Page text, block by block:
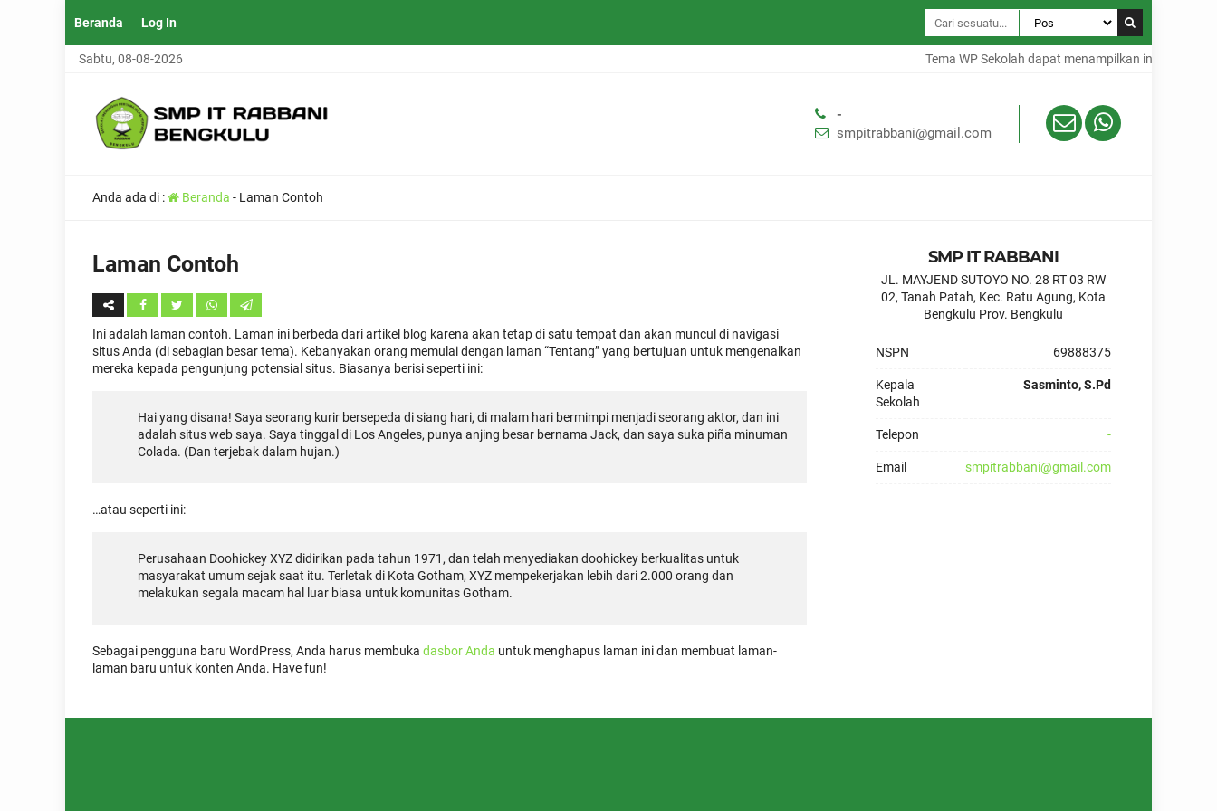
Beranda Log In
Sabtu, 08-08-2026 Tema WP Sekolah dapat menampilkan informasi
-
smpitrabbani@gmail.com
Anda ada di : Beranda - Laman Contoh
Laman Contoh
Ini adalah laman contoh. Laman ini berbeda dari artikel blog karena akan tetap di satu tempat dan akan muncul di navigasi
situs Anda (di sebagian besar tema). Kebanyakan orang memulai dengan laman “Tentang” yang bertujuan untuk mengenalkan
mereka kepada pengunjung potensial situs. Biasanya berisi seperti ini:
Hai yang disana! Saya seorang kurir bersepeda di siang hari, di malam hari bermimpi menjadi seorang aktor, dan ini
adalah situs web saya. Saya tinggal di Los Angeles, punya anjing besar bernama Jack, dan saya suka piña minuman
Colada. (Dan terjebak dalam hujan.)
…atau seperti ini:
Perusahaan Doohickey XYZ didirikan pada tahun 1971, dan telah menyediakan doohickey berkualitas untuk
masyarakat umum sejak saat itu. Terletak di Kota Gotham, XYZ mempekerjakan lebih dari 2.000 orang dan
melakukan segala macam hal luar biasa untuk komunitas Gotham.
Sebagai pengguna baru WordPress, Anda harus membuka dasbor Anda untuk menghapus laman ini dan membuat laman-
laman baru untuk konten Anda. Have fun!
SMP IT RABBANI
JL. MAYJEND SUTOYO NO. 28 RT 03 RW
02, Tanah Patah, Kec. Ratu Agung, Kota
Bengkulu Prov. Bengkulu
NSPN 69888375
Kepala
Sekolah
Sasminto, S.Pd
Telepon -
Email smpitrabbani@gmail.com